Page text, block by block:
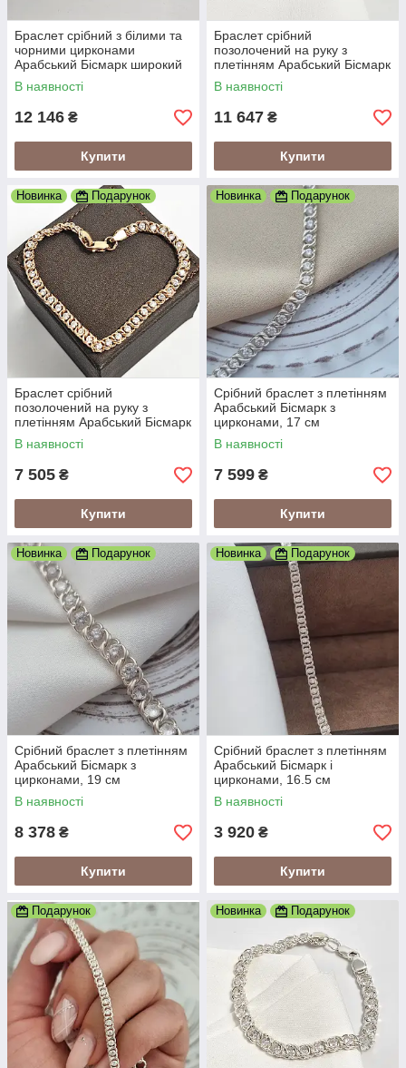
Браслет срібний з білими та
чорними цирконами
Арабський Бісмарк широкий
супер легкий 18 см
В наявності
12 146 ₴
Купити
Браслет срібний
позолочений на руку з
плетінням Арабський Бісмарк
і цирконами
В наявності
11 647 ₴
Купити
Новинка Подарунок
Браслет срібний
позолочений на руку з
плетінням Арабський Бісмарк
і фіанітами
В наявності
7 505 ₴
Купити
Новинка Подарунок
Срібний браслет з плетінням
Арабський Бісмарк з
цирконами, 17 см
В наявності
7 599 ₴
Купити
Новинка Подарунок
Срібний браслет з плетінням
Арабський Бісмарк з
цирконами, 19 см
В наявності
8 378 ₴
Купити
Новинка Подарунок
Срібний браслет з плетінням
Арабський Бісмарк і
цирконами, 16.5 см
В наявності
3 920 ₴
Купити
Подарунок Новинка Подарунок